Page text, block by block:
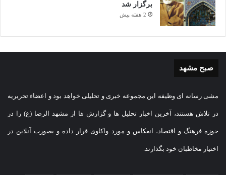
برگزار شد
2 هفته پیش
صبح مشهد
مشی رسانه ای وظیفه این مجموعه خبری و تحلیلی خواهد بود و اعضاء تحریریه
در تلاش هستند، آخرین اخبار تحلیل ها و گزارش ها از مشهد الرضا (ع) را در
حوزه فرهنگ و اقتصاد، انعکاس و مورد واکاوی قرار داده و بصورت آنلاین در
اختیار مخاطبان خود بگذارند.